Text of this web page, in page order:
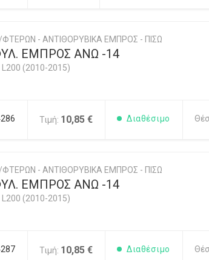
- ΑΝΤΙΘΟΡΥΒΙΚΑ ΕΜΠΡΟΣ - ΠΙΣΩ
ΕΜΠΡΟΣ ΑΝΩ -14
L200 (2010-2015)
Τιμή: 10,85 € Διαθέσιμο
- ΑΝΤΙΘΟΡΥΒΙΚΑ ΕΜΠΡΟΣ - ΠΙΣΩ
ΕΜΠΡΟΣ ΑΝΩ -14
L200 (2010-2015)
Τιμή: 10,85 € Διαθέσιμο